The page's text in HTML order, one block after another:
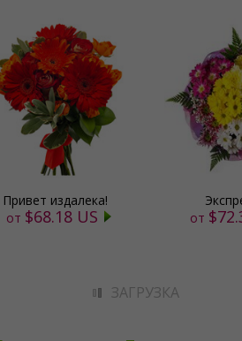
Привет издалека!
от $68.18 US
от
ЗАГРУЗКА